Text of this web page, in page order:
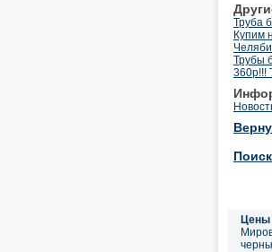
Труба
Купим
Трубы
360р!!!
Цены